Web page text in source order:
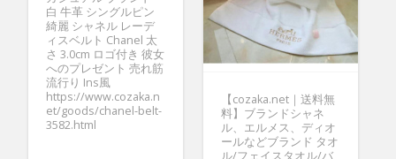
白 牛革 シングルピン
綺麗 シャネル レーデ
ィスベルト Chanel 太
さ 3.0cm ロゴ付き 彼女
へのプレゼント 売れ筋
流行り Ins風
https://www.cozaka.n
et/goods/chanel-belt-
3582.html
【cozaka.net｜送料無
料】ブランドシャネ
ル、エルメス、ディオ
ールなどブランド タオ
ル/フェイスタオル/バ